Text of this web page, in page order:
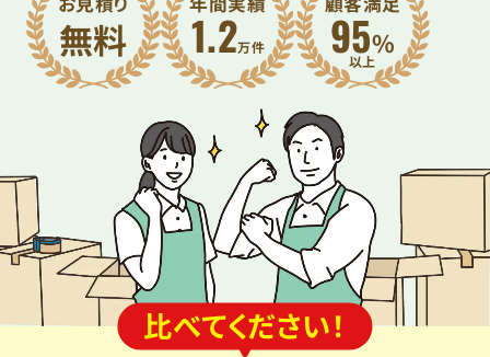
無料 1.2万件 95%
比べてください！